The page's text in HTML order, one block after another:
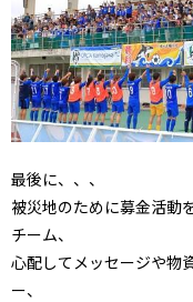
最後に、、、
被災地のために募金活動
チーム、
心配してメッセージや物
ー、